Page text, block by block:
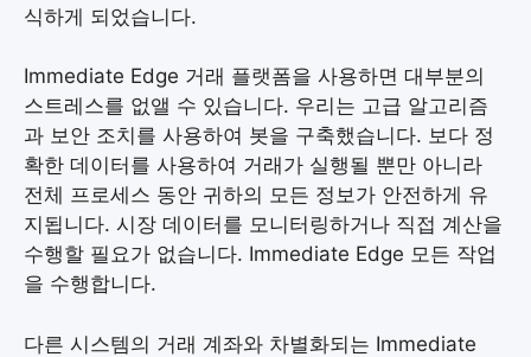
식하게 되었습니다.
Immediate Edge 거래 플랫폼을 사용하면 대부분의
스트레스를 없앨 수 있습니다. 우리는 고급 알고리즘
과 보안 조치를 사용하여 봇을 구축했습니다. 보다 정
확한 데이터를 사용하여 거래가 실행될 뿐만 아니라
전체 프로세스 동안 귀하의 모든 정보가 안전하게 유
지됩니다. 시장 데이터를 모니터링하거나 직접 계산을
수행할 필요가 없습니다. Immediate Edge 모든 작업
을 수행합니다.
다른 시스템의 거래 계좌와 차별화되는 Immediate